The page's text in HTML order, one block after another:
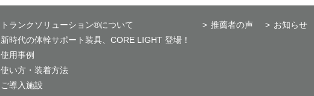
トランクソリューション®について
新時代の体幹サポート装具、CORE LIGHT 登場！
使用事例
使い方・装着方法
ご導入施設
推薦者の声 お知らせ